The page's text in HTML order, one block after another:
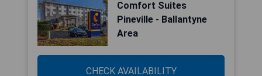
Comfort Suites
Pineville - Ballantyne
Area
CHECK AVAILABILITY